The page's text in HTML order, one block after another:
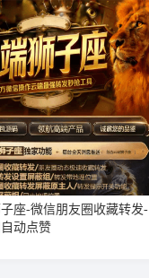
座-微信朋友圈收藏转发-
动点赞